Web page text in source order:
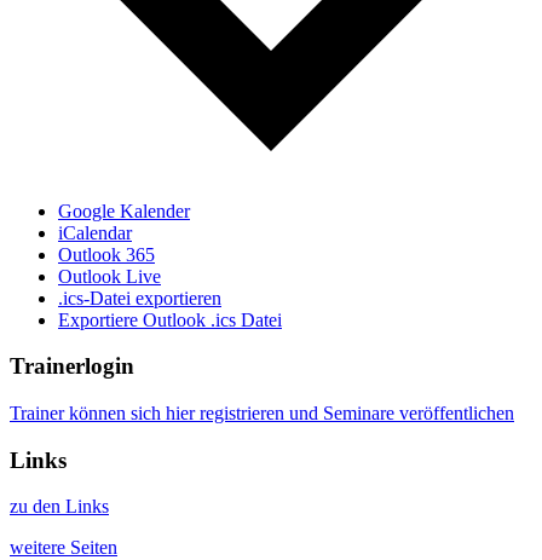
Google Kalender
iCalendar
Outlook 365
Outlook Live
.ics-Datei exportieren
Exportiere Outlook .ics Datei
Trainerlogin
Trainer können sich hier registrieren und Seminare veröffentlichen
Links
zu den Links
weitere Seiten